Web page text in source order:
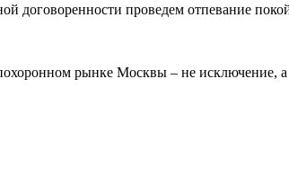
договоренности проведем отпевание
рынке Москвы – не исключение,